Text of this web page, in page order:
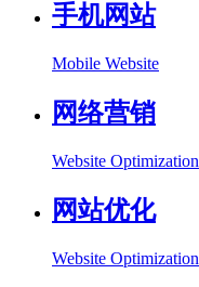
手机网站
Mobile Website
网络营销
Website Optimization
网站优化
Website Optimization